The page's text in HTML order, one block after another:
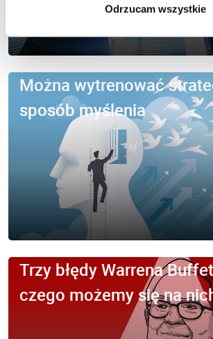
Odrzucam wszystkie
Można wytrenować
sposób myślenia
Trzy błędy Warrena
czego możemy się na